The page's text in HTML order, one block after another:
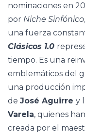
nominaciones en
por Niche Sinfónico
una fuerza
Clásicos 1.0
tiempo. Es una
emblemáticos del
una producción
de José Aguirre y
Varela, quienes
creada por el